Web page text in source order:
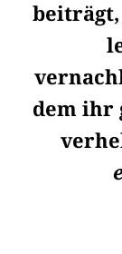
beiträgt,
dem ihr